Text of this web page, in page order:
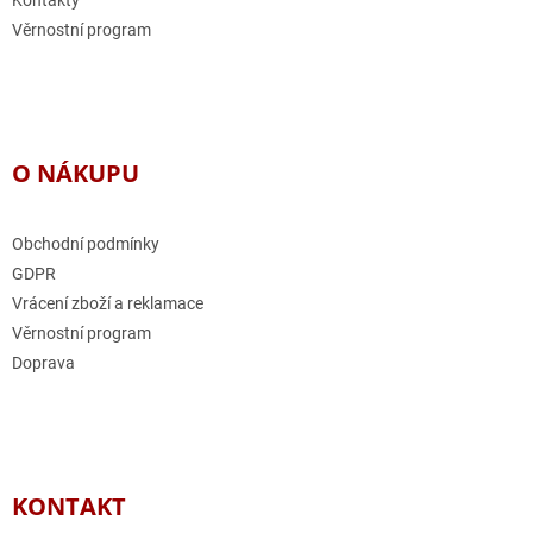
Věrnostní program
O NÁKUPU
Obchodní podmínky
GDPR
Vrácení zboží a reklamace
Věrnostní program
Doprava
KONTAKT